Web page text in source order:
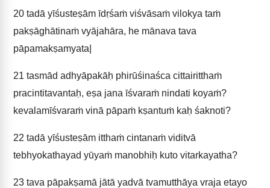
20 tadā yīśusteṣām īdṛśaṁ viśvāsaṁ vilokya taṁ
pakṣāghātinaṁ vyājahāra, he mānava tava
pāpamakṣamyata|
21 tasmād adhyāpakāḥ phirūśinaśca cittairitthaṁ
pracintitavantaḥ, eṣa jana īśvaraṁ nindati koyaṁ?
kevalamīśvaraṁ vinā pāpaṁ kṣantuṁ kaḥ śaknoti?
22 tadā yīśusteṣām itthaṁ cintanaṁ viditvā
tebhyokathayad yūyaṁ manobhiḥ kuto vitarkayatha?
23 tava pāpakṣamā jātā yadvā tvamutthāya vraja etayo